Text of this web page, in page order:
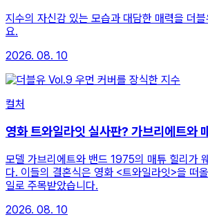
지수의 자신감 있는 모습과 대담한 매력을 더
요.
2026. 08. 10
컬처
영화 트와일라잇 실사판? 가브리에트와
모델 가브리에트와 밴드 1975의 매튜 힐리가
다. 이들의 결혼식은 영화 <트와일라잇>을 떠
일로 주목받았습니다.
2026. 08. 10